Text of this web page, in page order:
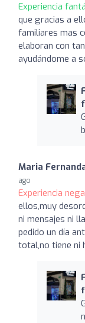
Experiencia
que gracias a
familiares mas
elaboran con
ayudándome a
Maria
ago
Experiencia
ellos,muy
ni mensajes ni
pedido un día
total,no tiene ni